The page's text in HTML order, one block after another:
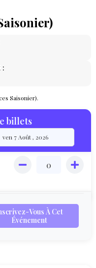
MON
:
Saisonier).
billets
Vous À Cet
Événement